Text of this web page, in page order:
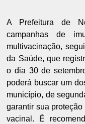
A Prefeitura de
campanhas de
multivacinação,
da Saúde, que
o dia 30 de
poderá buscar um
município, de
garantir sua
vacinal. É